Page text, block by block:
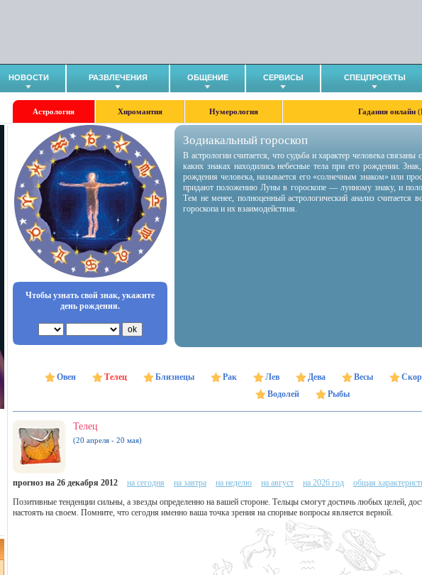
НОВОСТИ РАЗВЛЕЧЕНИЯ ОБЩЕНИЕ СЕРВИСЫ СПЕЦПРОЕКТЫ
Астрология Хиромантия Нумерология Гадания онлайн
Чтобы узнать свой знак, укажите
день рождения.
Зодиакальный гороскоп
В астрологии считается, что судьба и характер человека
каких знаках находились небесные тела при его рождении.
рождения человека, называется его «солнечным знаком» или
придают положению Луны в гороскопе — лунному знаку, и
Тем не менее, полноценный астрологический анализ
гороскопа и их взаимодействия.
Овен Телец Близнецы Рак Лев Дева Весы
Водолей
Рыбы
Телец
(20 апреля - 20 мая)
прогноз на 26 декабря 2012 на сегодня на завтра на неделю на август на 2026 год
общая
Позитивные тенденции сильны, а звезды определенно на вашей стороне. Тельцы смогут достичь любых целей,
настоять на своем. Помните, что сегодня именно ваша точка зрения на спорные вопросы является верной.